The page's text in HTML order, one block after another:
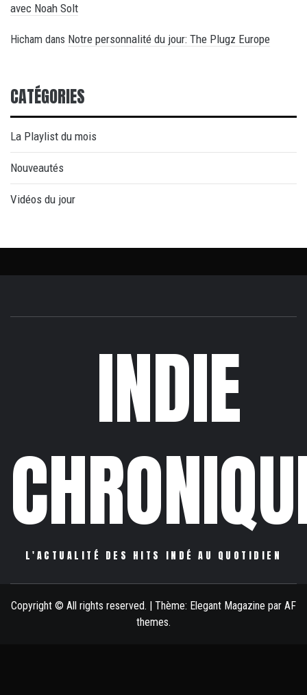
avec Noah Solt
Hicham dans Notre personnalité du jour: The Plugz Europe
CATÉGORIES
La Playlist du mois
Nouveautés
Vidéos du jour
INDIE
L'ACTUALITÉ DES HITS INDÉ AU QUOTIDIEN
Copyright © All rights reserved. | Thème: Elegant Magazine par AF
themes.